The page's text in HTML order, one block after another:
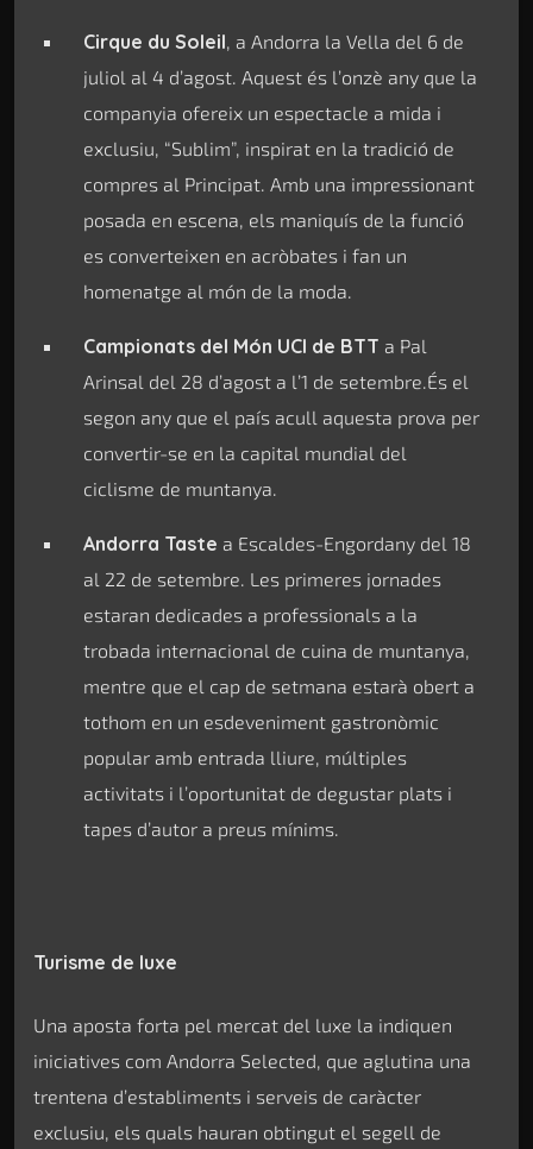
Cirque du Soleil , a Andorra la Vella del 6 de
juliol al 4 d’agost. Aquest és l’onzè any que la
companyia ofereix un espectacle a mida i
exclusiu, “Sublim”, inspirat en la tradició de
compres al Principat. Amb una impressionant
posada en escena, els maniquís de la funció
es converteixen en acròbates i fan un
homenatge al món de la moda.
Campionats del Món UCI de BTT a Pal
Arinsal del 28 d’agost a l’1 de setembre.És el
segon any que el país acull aquesta prova per
convertir-se en la capital mundial del
ciclisme de muntanya.
Andorra Taste a Escaldes-Engordany del 18
al 22 de setembre. Les primeres jornades
estaran dedicades a professionals a la
trobada internacional de cuina de muntanya,
mentre que el cap de setmana estarà obert a
tothom en un esdeveniment gastronòmic
popular amb entrada lliure, múltiples
activitats i l’oportunitat de degustar plats i
tapes d’autor a preus mínims.
Turisme de luxe
Una aposta forta pel mercat del luxe la indiquen
iniciatives com Andorra Selected, que aglutina una
trentena d’establiments i serveis de caràcter
exclusiu, els quals hauran obtingut el segell de